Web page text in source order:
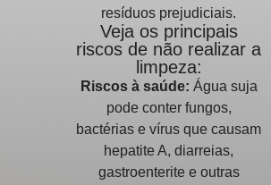
resíduos prejudiciais.
Veja os principais
riscos de não realizar a
limpeza:
Riscos à saúde: Água suja
pode conter fungos,
bactérias e vírus que causam
hepatite A, diarreias,
gastroenterite e outras